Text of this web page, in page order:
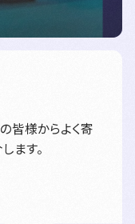
皆様からよく寄
ます。